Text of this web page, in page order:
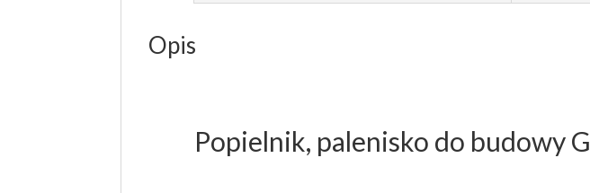
Opis
Popielnik, palenisko do budowy